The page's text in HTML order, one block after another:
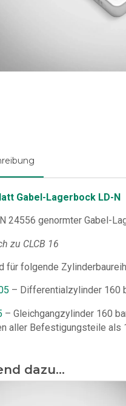
Gabel-Lagerbock LD-N
24556 genormter Gabel-
zu CLCB 16
für folgende
– Differentialzylinder 160
– Gleichgangzylinder 160
aller Befestigungsteile als
dazu...